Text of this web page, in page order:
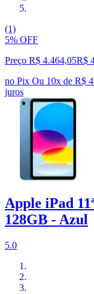
(1)
5% OFF
Preço R$ 4.464,05R$
no Pix Ou 10x de R$
juros
Apple iPad
128GB - Azul
5.0